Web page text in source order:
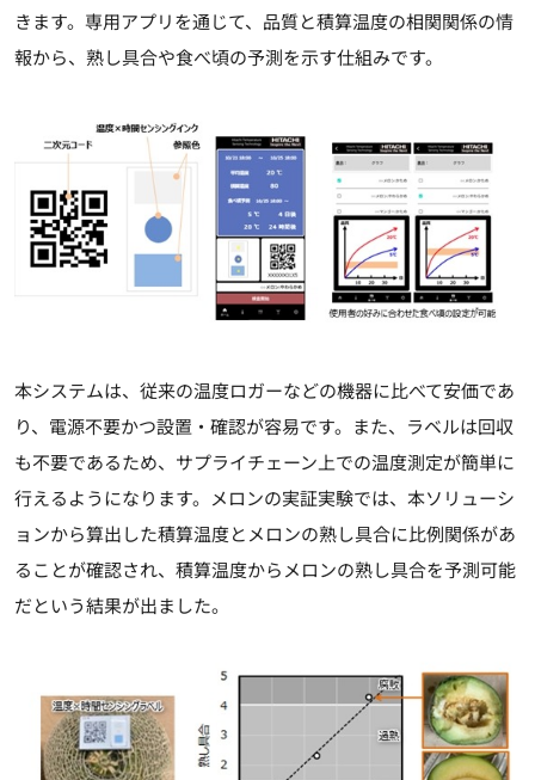
きます。専用アプリを通じて、品質と積算温度の相関関係の情
報から、熟し具合や食べ頃の予測を示す仕組みです。
本システムは、従来の温度ロガーなどの機器に比べて安価であ
り、電源不要かつ設置・確認が容易です。また、ラベルは回収
も不要であるため、サプライチェーン上での温度測定が簡単に
行えるようになります。メロンの実証実験では、本ソリューシ
ョンから算出した積算温度とメロンの熟し具合に比例関係があ
ることが確認され、積算温度からメロンの熟し具合を予測可能
だという結果が出ました。